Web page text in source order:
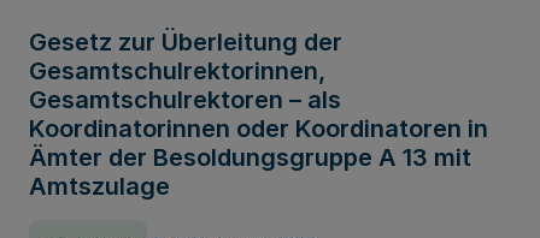
Gesetz zur Überleitung der
Gesamtschulrektorinnen,
Gesamtschulrektoren – als
Koordinatorinnen oder Koordinatoren in
Ämter der Besoldungsgruppe A 13 mit
Amtszulage